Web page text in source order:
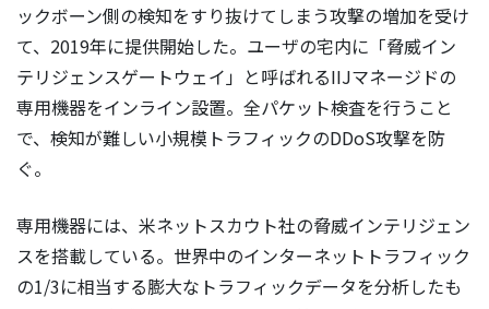
ックボーン側の検知をすり抜けてしまう攻撃の増加を受け
て、2019年に提供開始した。ユーザの宅内に「脅威イン
テリジェンスゲートウェイ」と呼ばれるIIJマネージドの
専用機器をインライン設置。全パケット検査を行うこと
で、検知が難しい小規模トラフィックのDDoS攻撃を防
ぐ。
専用機器には、米ネットスカウト社の脅威インテリジェン
スを搭載している。世界中のインターネットトラフィック
の1/3に相当する膨大なトラフィックデータを分析したも